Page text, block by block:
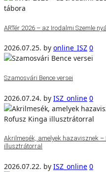
ARTér 2026 – az Irodalmi Szemle
2026.07.25. by online_ISZ 0
Szamosvári Bence versei
2026.07.24. by ISZ_online 0
Akrilmesék, amelyek hazavisznek
illusztrátorral
2026.07.22. by ISZ_online 0